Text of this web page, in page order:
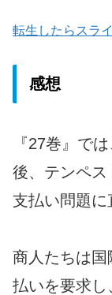
転生したらスラ
感想
『27巻』で
後、テンペ
支払い問題に
商人たちは
払いを要求